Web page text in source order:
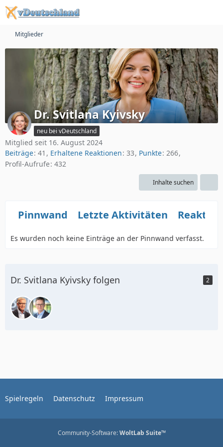
Mitglieder
Dr. Svitlana Kyivsky
neu bei vDeutschland
Mitglied seit 16. August 2024
Beiträge 41 Erhaltene Reaktionen 33 Punkte 266
Profil-Aufrufe 432
Inhalte suchen
Pinnwand Letzte Aktivitäten
Es wurden noch keine Einträge an der Pinnwand verfasst.
Dr. Svitlana Kyivsky folgen 2
Spielregeln Datenschutz Impressum
Community-Software:WoltLab Suite™